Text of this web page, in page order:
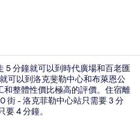
5 分鐘就可以到時代廣場和百老匯
可以到洛克斐勒中心和布萊恩公
整體性價比極高的評價。住宿離
街 - 洛克菲勒中心站只需要 3 分
4 分鐘。